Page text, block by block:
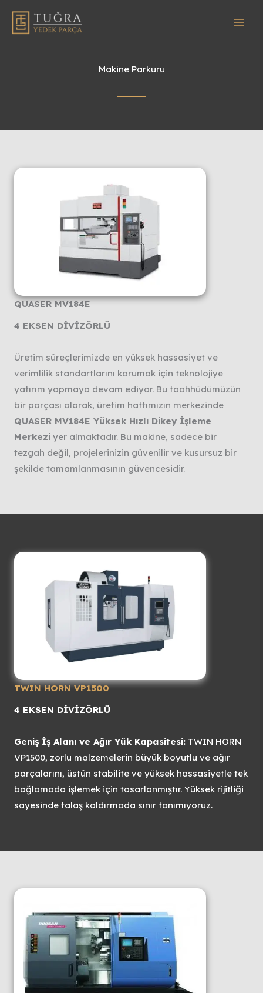
atla
Makine Parkuru
QUASER MV184E
4 EKSEN DİVİZÖRLÜ
Üretim süreçlerimizde en yüksek hassasiyet ve
verimlilik standartlarını korumak için teknolojiye
yatırım yapmaya devam ediyor. Bu taahhüdümüzün
bir parçası olarak, üretim hattımızın merkezinde
QUASER MV184E Yüksek Hızlı Dikey İşleme
Merkezi yer almaktadır. Bu makine, sadece bir
tezgah değil, projelerinizin güvenilir ve kusursuz bir
şekilde tamamlanmasının güvencesidir.
TWIN HORN VP1500
4 EKSEN DİVİZÖRLÜ
Geniş İş Alanı ve Ağır Yük Kapasitesi: TWIN HORN
VP1500, zorlu malzemelerin büyük boyutlu ve ağır
parçalarını, üstün stabilite ve yüksek hassasiyetle tek
bağlamada işlemek için tasarlanmıştır. Yüksek rijitliği
sayesinde talaş kaldırmada sınır tanımıyoruz.